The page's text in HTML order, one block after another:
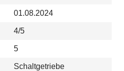
01.08.2024
4/5
5
Schaltgetriebe